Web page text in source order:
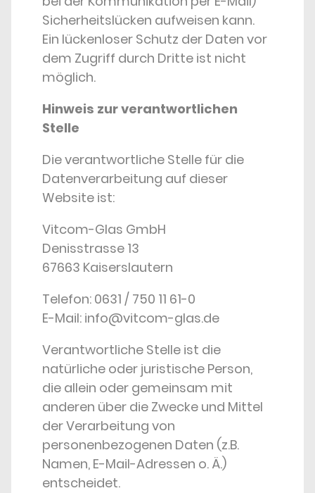
Sicherheitslücken aufweisen kann.
Ein lückenloser Schutz der Daten vor
dem Zugriff durch Dritte ist nicht
möglich.
Hinweis zur verantwortlichen
Stelle
Die verantwortliche Stelle für die
Datenverarbeitung auf dieser
Website ist:
Vitcom-Glas GmbH
Denisstrasse 13
67663 Kaiserslautern
Telefon: 0631 / 750 11 61-0
E-Mail: info@vitcom-glas.de
Verantwortliche Stelle ist die
natürliche oder juristische Person,
die allein oder gemeinsam mit
anderen über die Zwecke und Mittel
der Verarbeitung von
personenbezogenen Daten (z.B.
Namen, E-Mail-Adressen o. Ä.)
entscheidet.